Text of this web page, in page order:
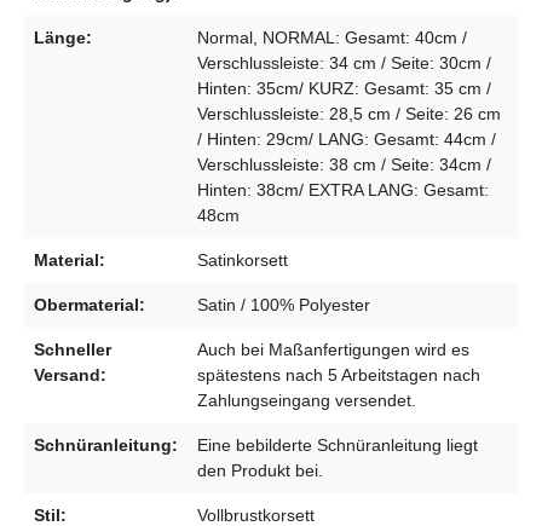
Länge:
Normal, NORMAL: Gesamt: 40cm /
Verschlussleiste: 34 cm / Seite: 30cm /
Hinten: 35cm/ KURZ: Gesamt: 35 cm /
Verschlussleiste: 28,5 cm / Seite: 26 cm
/ Hinten: 29cm/ LANG: Gesamt: 44cm /
Verschlussleiste: 38 cm / Seite: 34cm /
Hinten: 38cm/ EXTRA LANG: Gesamt:
48cm
Material: Satinkorsett
Obermaterial: Satin / 100% Polyester
Schneller
Versand:
Auch bei Maßanfertigungen wird es
spätestens nach 5 Arbeitstagen nach
Zahlungseingang versendet.
Schnüranleitung:
Eine bebilderte Schnüranleitung liegt
den Produkt bei.
Stil: Vollbrustkorsett